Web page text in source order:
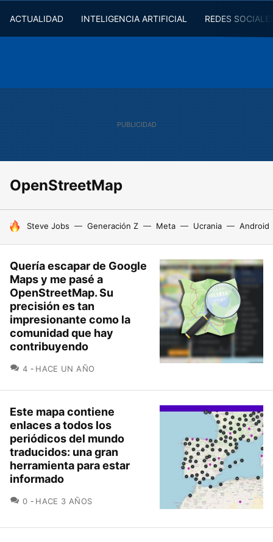
ACTUALIDAD INTELIGENCIA ARTIFICIAL REDES
OpenStreetMap
HOY SE HABLA DE
Steve Jobs Generación Z Meta Ucrania Android
Quería escapar de Google
Maps y me pasé a
OpenStreetMap. Su
precisión es tan
impresionante como la
comunidad que hay
contribuyendo
4 COMENTARIOS
HACE UN AÑO
Este mapa contiene
enlaces a todos los
periódicos del mundo
traducidos: una gran
herramienta para estar
informado
0 COMENTARIOS
HACE 3 AÑOS